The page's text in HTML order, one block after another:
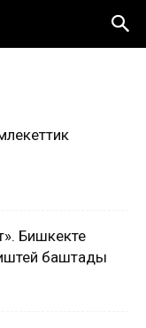
Бишкекте
баштады